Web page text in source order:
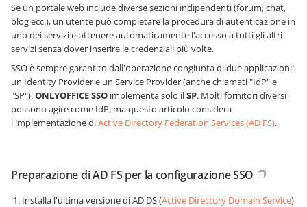
Se un portale web include diverse sezioni indipendenti (forum, chat,
blog ecc.), un utente può completare la procedura di autenticazione in
uno dei servizi e ottenere automaticamente l'accesso a tutti gli altri
servizi senza dover inserire le credenziali più volte.
SSO è sempre garantito dall'operazione congiunta di due applicazioni:
un Identity Provider e un Service Provider (anche chiamati "IdP" e
"SP").ONLYOFFICE SSO implementa solo ilSP. Molti fornitori diversi
possono agire come IdP, ma questo articolo considera
l'implementazione diActive Directory Federation Services (AD FS).
Preparazione di AD FS per la configurazione SSO
Installa l'ultima versione di AD DS (Active Directory Domain Service)